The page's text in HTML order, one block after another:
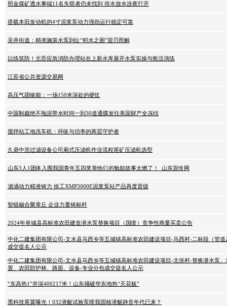
照金煤矿透水事端11名失联者仍未找到 排水放水连夜打开
搭载本田发动机的4寸泥浆泵动力强劲运行稳定可靠
吴井街道：精准施策水泵到位“积水之困”迎刃而解
以练筑防！北岙应急消防办理站在上新水库展开水泵实操与救活演练
江苏省公共资源交易网
高压气团储能：一场150米深处的硬仗
中国制裁绝不拖泥带水时间一到30道通牒发往美国财产全冻结
搅拌站工地洗车机：环保与功率的两层守护者
久鼎中浩过滤设备公司厢式压滤机作业流程尾矿压滤机选型
山东3人1团体入围我国青年五四奖章他们的勉励故事太燃了！_山东宣传网
汹涌动力精准铸力 徐工XMP3000E泥浆泵站产品再度晋级
智链融合聚章丘 企业力量铸标杆
2024年阜城县高标准农田建造潜水泵替换项目（国债）竞争性商量买卖公告
中化二建集团有限公司-文水县马西乡等五城镇高标准农田建设项目-马西村-二标段（管
成交提名人公示
中化二建集团有限公司-文水县马西乡等五城镇高标准农田建设项目-北张村-替换潜水泵
置、农田防护林、路面、设备-专业分包成交提名人公示
“东高热1”井深400217米！山东捅破华东地热“天花板”
黑科技尾翼曝光！032潜艇试验泵喷我国核潜艇静音年代已来？